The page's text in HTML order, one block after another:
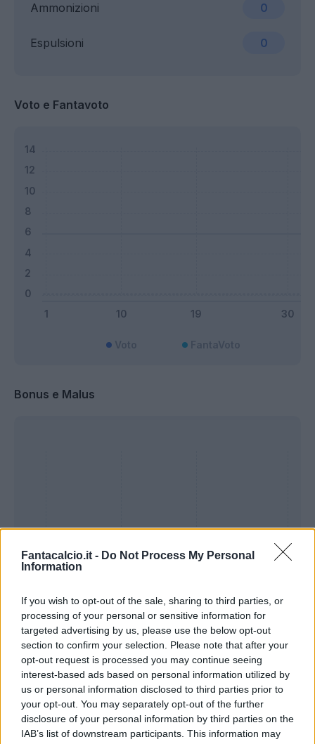
Fantacalcio.it - Do Not Process My Personal
Information
If you wish to opt-out of the sale, sharing to third parties, or
processing of your personal or sensitive information for
targeted advertising by us, please use the below opt-out
section to confirm your selection. Please note that after your
opt-out request is processed you may continue seeing
interest-based ads based on personal information utilized by
us or personal information disclosed to third parties prior to
your opt-out. You may separately opt-out of the further
disclosure of your personal information by third parties on the
IAB’s list of downstream participants. This information may
Ammonizioni 0
Espulsioni 0
Voto e Fantavoto
Bonus e Malus
Bonus Malus
Presenze a
voto